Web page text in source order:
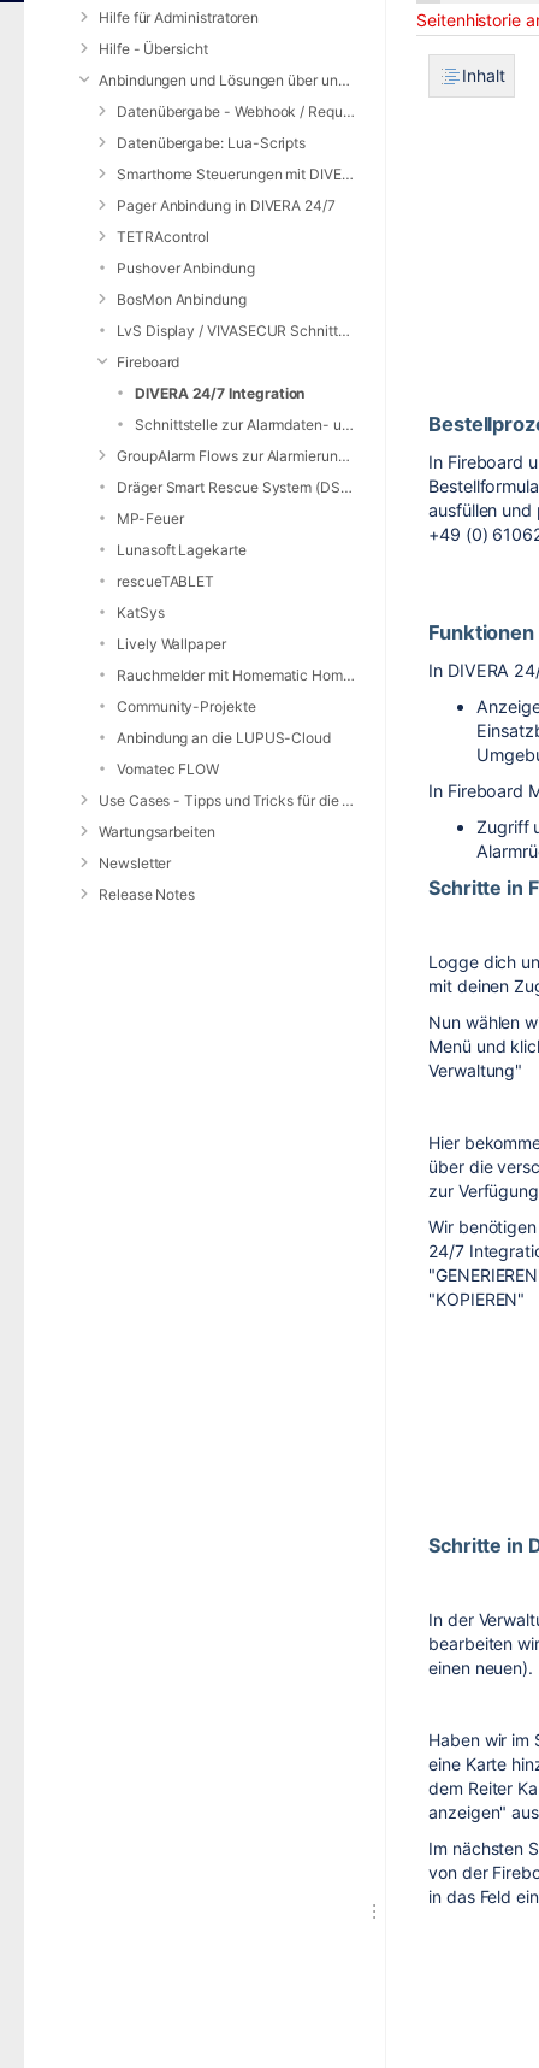
Hilfe für Administratoren
Hilfe - Übersicht
Anbindungen und Lösungen über unsere Web-Schnittstelle (REST-API)
Datenübergabe - Webhook / Request Service
Datenübergabe: Lua-Scripts
Smarthome Steuerungen mit DIVERA 24/7
Pager Anbindung in DIVERA 24/7
TETRAcontrol
Pushover Anbindung
BosMon Anbindung
LvS Display / VIVASECUR Schnittstelle
Fireboard
DIVERA 24/7 Integration
Schnittstelle zur Alarmdaten- und Statusübernahme
GroupAlarm Flows zur Alarmierung nutzen
Dräger Smart Rescue System (DSRS)
MP-Feuer
Lunasoft Lagekarte
rescueTABLET
KatSys
Lively Wallpaper
Rauchmelder mit Homematic Home Control Unit und openCCU
Community-Projekte
Anbindung an die LUPUS-Cloud
Vomatec FLOW
Use Cases - Tipps und Tricks für die Anwendung von DIVERA 24/7
Wartungsarbeiten
Newsletter
Release Notes
Seitenhistorie
Inhalt
In Fireboard
ausfüllen
+49 (0)
Funktionen
In DIVERA
In Fireboard
Zugriff
Schritte in
Logge dich
mit deinen
Nun wählen
Menü und
Verwaltung"
Hier
über die
zur
Wir
24/7
"KOPIEREN"
Schritte in
In der
bearbeiten
einen neuen).
Haben wir im
eine Karte
dem Reiter
anzeigen"
Im nächsten
von der
in das Feld